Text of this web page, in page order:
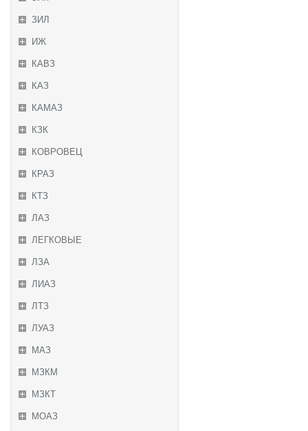
ЗИЛ
ИЖ
КАВЗ
КАЗ
КАМАЗ
КЗК
КОВРОВЕЦ
КРАЗ
КТЗ
ЛАЗ
ЛЕГКОВЫЕ
ЛЗА
ЛИАЗ
ЛТЗ
ЛУАЗ
МАЗ
МЗКМ
МЗКТ
МОАЗ